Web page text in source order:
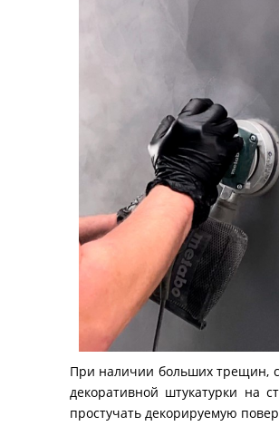
При наличии больших трещин,
декоративной штукатурки на
простучать декорируемую